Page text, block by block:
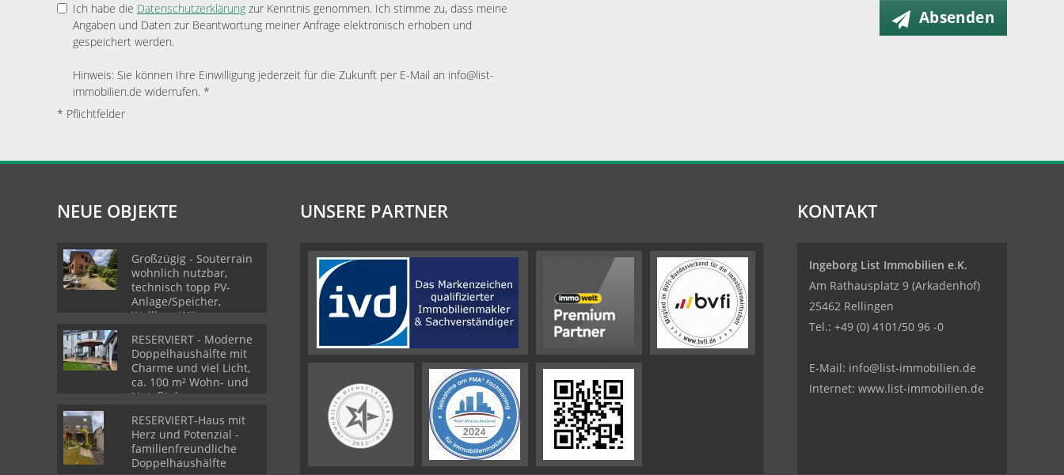
Ich habe die Datenschutzerklärung zur Kenntnis genommen. Ich stimme zu, dass meine
Angaben und Daten zur Beantwortung meiner Anfrage elektronisch erhoben und
gespeichert werden.
Hinweis: Sie können Ihre Einwilligung jederzeit für die Zukunft per E-Mail an info@list-
immobilien.de widerrufen. *
* Pflichtfelder
Absenden
NEUE OBJEKTE
Großzügig - Souterrain
wohnlich nutzbar,
technisch topp PV-
Anlage/Speicher,
Wallbox, Wärmepumpe
RESERVIERT - Moderne
Doppelhaushälfte mit
Charme und viel Licht,
ca. 100 m² Wohn- und
Nutzfläche
RESERVIERT-Haus mit
Herz und Potenzial -
familienfreundliche
Doppelhaushälfte
UNSERE PARTNER KONTAKT
Ingeborg List Immobilien e.K.
Am Rathausplatz 9 (Arkadenhof)
25462 Rellingen
Tel.: +49 (0) 4101/50 96 -0
E-Mail: info@list-immobilien.de
Internet: www.list-immobilien.de